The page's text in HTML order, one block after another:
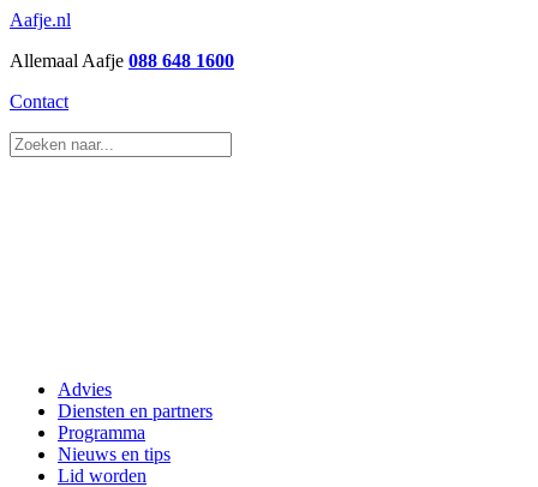
Aafje.nl
Allemaal Aafje 088 648 1600
Contact
Advies
Diensten en partners
Programma
Nieuws en tips
Lid worden